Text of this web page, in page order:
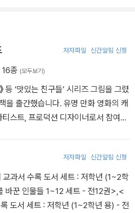
의 경이로움을 부모와 자식의 관계라는
안에서 추억과 유대가 형성되는 방식
입니다.
거운 하이킹을 함께 따라나서 볼까
저자파일 신간알림 신청
종 (모두보기)
등 ‘맛있는 친구들’ 시리즈 그림을 그렸
을 출간했습니다. 유명 만화 영화의 캐
스트, 프로덕션 디자이너로서 참여하
저자파일 신간알림 신청
교과서 수록 도서 세트 : 저학년 (1~2학
바꾼 인물들 1~12 세트 - 전12권> <
도서 세트 : 저학년 (1~2학년 용) - 전